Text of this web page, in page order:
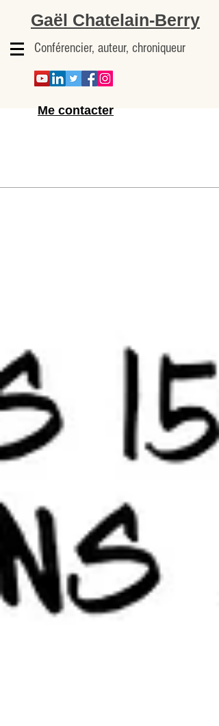
Gaël Chatelain-Berry
Conférencier, auteur, chroniqueur
Me contacter